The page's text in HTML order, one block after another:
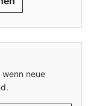
wenn neue